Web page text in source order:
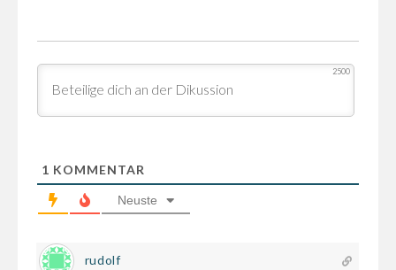
2500
1 KOMMENTAR
Neuste
rudolf